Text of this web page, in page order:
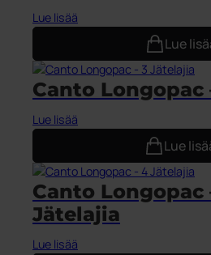
Lue lisää
Lue
Canto Longopac
Lue lisää
Lue
Canto Longopac
Jätelajia
Lue lisää